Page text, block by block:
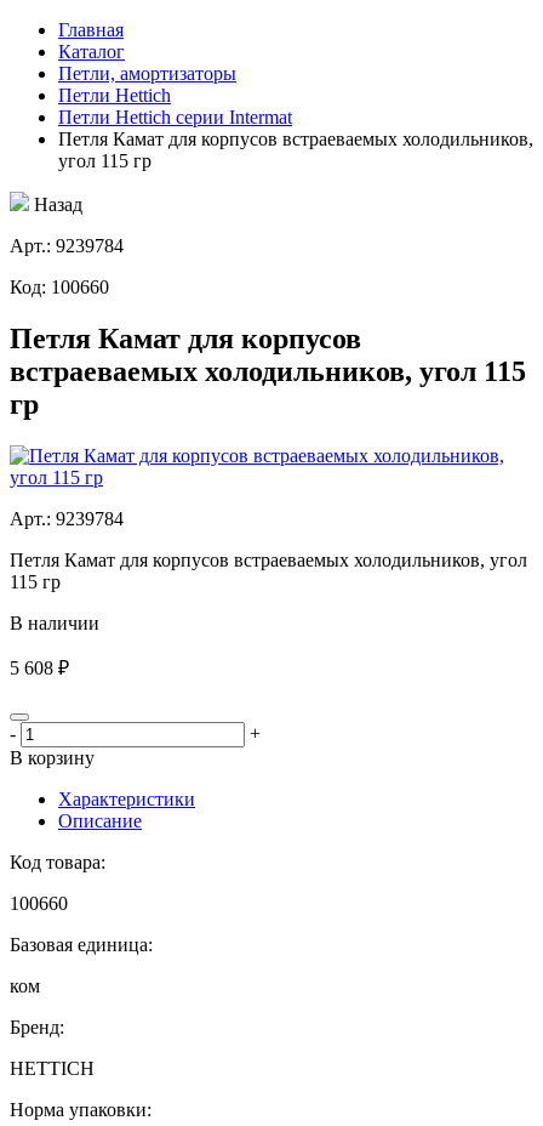
Главная
Каталог
Петли, амортизаторы
Петли Hettich
Петли Hettich серии Intermat
Петля Камат для корпусов встраеваемых холодильников,
угол 115 гр
Назад
Aрт.: 9239784
Код: 100660
Петля Камат для корпусов
встраеваемых холодильников, угол 115
гр
Aрт.: 9239784
Петля Камат для корпусов встраеваемых холодильников, угол
115 гр
В наличии
5 608 ₽
-
+
В корзину
Характеристики
Описание
Код товара:
100660
Базовая единица:
ком
Бренд:
HETTICH
Норма упаковки: